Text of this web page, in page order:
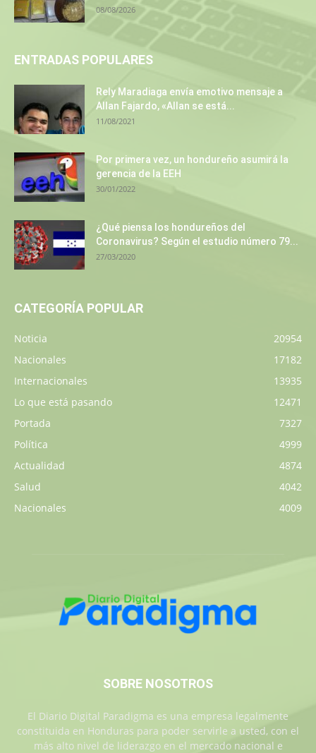
08/08/2026
ENTRADAS POPULARES
Rely Maradiaga envía emotivo mensaje a
Allan Fajardo, «Allan se está...
11/08/2021
Por primera vez, un hondureño asumirá la
gerencia de la EEH
30/01/2022
¿Qué piensa los hondureños del
Coronavirus? Según el estudio número 79...
27/03/2020
CATEGORÍA POPULAR
Noticia
20954
Nacionales
17182
Internacionales
13935
Lo que está pasando
12471
Portada
7327
Política
4999
Actualidad
4874
Salud
4042
Nacionales
4009
SOBRE NOSOTROS
El Diario Digital Paradigma es una empresa legalmente
constituida en Honduras para poder servirle a usted, con el
más alto nivel de liderazgo en el mercado nacional e